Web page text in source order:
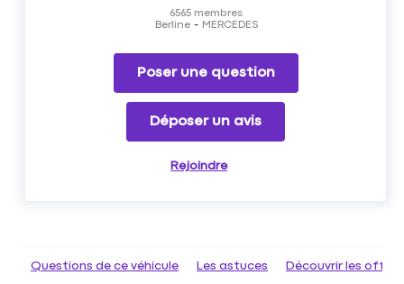
Berline MERCEDES
6565membres
Poser une question
Déposer un avis
Rejoindre
Questions de ce véhicule Les astuces Découvrir les